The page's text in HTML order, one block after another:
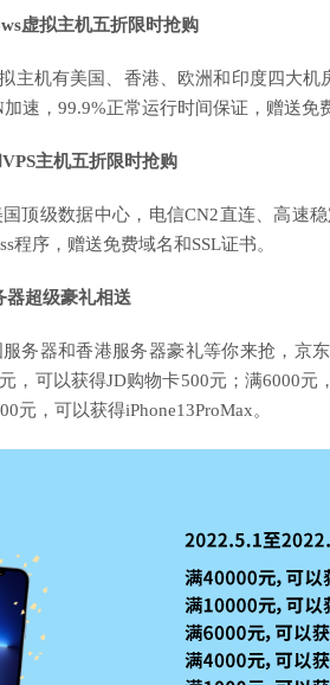
虚拟主机五折限时抢购
主机有美国、香港、欧洲和印度四大机
速，99.9%正常运行时间保证，赠送免
主机五折限时抢购
顶级数据中心，电信CN2直连、高速
程序，赠送免费域名和SSL证书。
器超级豪礼相送
服务器和香港服务器豪礼等你来抢，京
，可以获得JD购物卡500元；满6000
元，可以获得iPhone13ProMax。